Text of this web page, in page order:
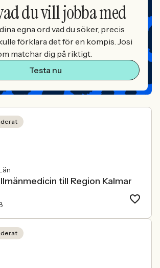
du vill jobba med
egna ord vad du söker, precis
förklara det för en kompis. Josi
matchar dig på riktigt.
Testa nu
till Region Kalmar